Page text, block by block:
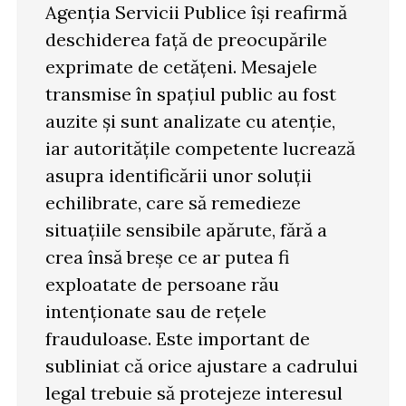
Agenția Servicii Publice își reafirmă
deschiderea față de preocupările
exprimate de cetățeni. Mesajele
transmise în spațiul public au fost
auzite și sunt analizate cu atenție,
iar autoritățile competente lucrează
asupra identificării unor soluții
echilibrate, care să remedieze
situațiile sensibile apărute, fără a
crea însă breșe ce ar putea fi
exploatate de persoane rău
intenționate sau de rețele
frauduloase. Este important de
subliniat că orice ajustare a cadrului
legal trebuie să protejeze interesul